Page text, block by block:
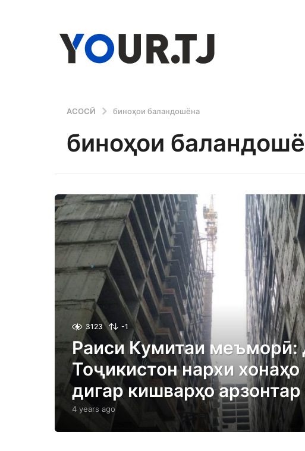
АСОСӢ биноҳои баландошёна
биноҳои
3123 -1
Раиси Кумитаи меъморӣ:
Тоҷикистон нархи хонаҳо
дигар кишварҳо арзонтар
4 years ago4
e